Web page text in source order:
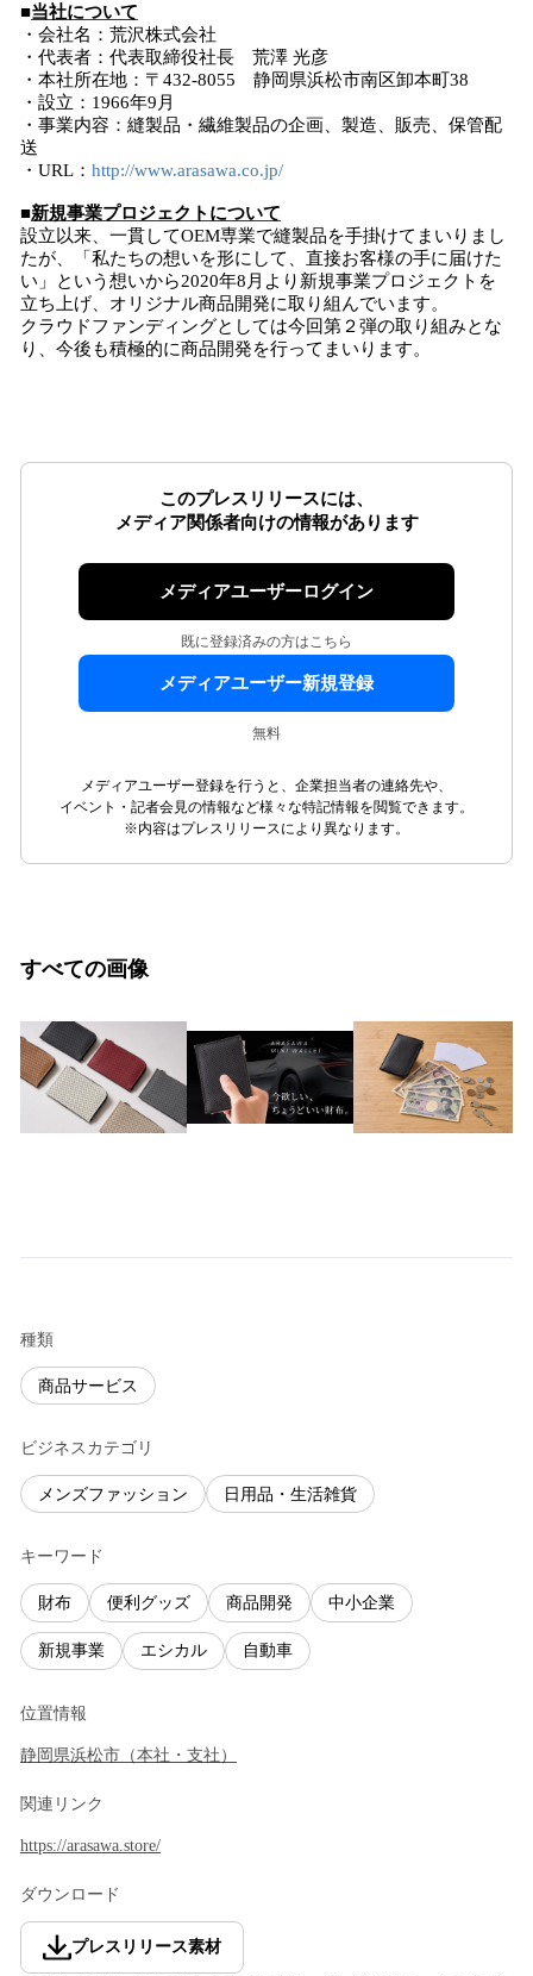
■当社について
・会社名：荒沢株式会社
・代表者：代表取締役社長 荒澤 光彦
・本社所在地：〒432-8055 静岡県浜松市南区卸本町38
・設立：1966年9月
・事業内容：縫製品・繊維製品の企画、製造、販売、保管配
送
・URL： http://www.arasawa.co.jp/
■新規事業プロジェクトについて
設立以来、一貫してOEM専業で縫製品を手掛けてまいりまし
たが、「私たちの想いを形にして、直接お客様の手に届けた
い」という想いから2020年8月より新規事業プロジェクトを
立ち上げ、オリジナル商品開発に取り組んでいます。
クラウドファンディングとしては今回第２弾の取り組みとな
り、今後も積極的に商品開発を行ってまいります。
このプレスリリースには、
メディア関係者向けの情報があります
メディアユーザーログイン
既に登録済みの方はこちら
メディアユーザー新規登録
無料
メディアユーザー登録を行うと、企業担当者の連絡先や、
イベント・記者会見の情報など様々な特記情報を閲覧できます。
※内容はプレスリリースにより異なります。
すべての画像
種類
商品サービス
ビジネスカテゴリ
メンズファッション 日用品・生活雑貨
キーワード
財布 便利グッズ 商品開発 中小企業
新規事業 エシカル 自動車
位置情報
静岡県浜松市 （本社・支社 ）
関連リンク
https://arasawa.store/
ダウンロード
プレスリリース素材